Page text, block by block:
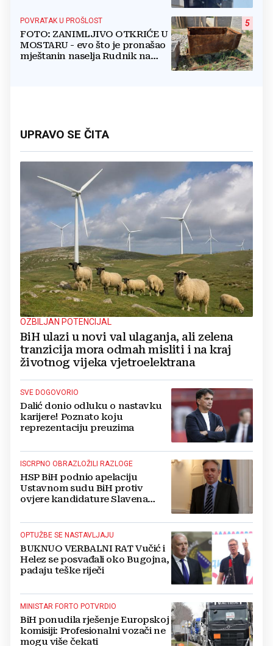
5
POVRATAK U PROŠLOST
FOTO: ZANIMLJIVO OTKRIĆE U
MOSTARU - evo što je pronašao
mještanin naselja Rudnik na
UPRAVO SE ČITA
OZBILJAN POTENCIJAL
BiH ulazi u novi val ulaganja, ali zelena
tranzicija mora odmah misliti i na kraj
životnog vijeka vjetroelektrana
SVE DOGOVORIO
Dalić donio odluku o nastavku
karijere! Poznato koju
reprezentaciju preuzima
ISCRPNO OBRAZLOŽILI RAZLOGE
HSP BiH podnio apelaciju
Ustavnom sudu BiH protiv
ovjere kandidature Slavena
OPTUŽBE SE NASTAVLJAJU
BUKNUO VERBALNI RAT Vučić i
Helez se posvađali oko Bugojna,
padaju teške riječi
MINISTAR FORTO POTVRDIO
BiH ponudila rješenje Europskoj
komisiji: Profesionalni vozači ne
mogu više čekati